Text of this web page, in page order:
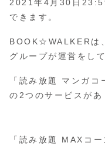
2021年4月30日
できます。
BOOK☆WALKERは
グループが運営をし
「読み放題 マンガ
の2つのサービスがあ
「読み放題 MAXコ